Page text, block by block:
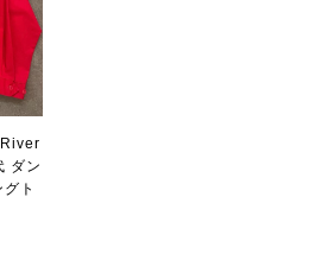
River
ダン
ト